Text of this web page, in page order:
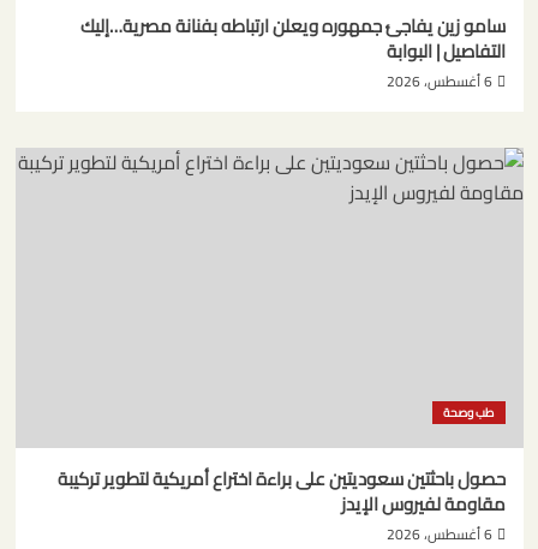
سامو زين يفاجئ جمهوره ويعلن ارتباطه بفنانة مصرية…إليك
التفاصيل | البوابة
6 أغسطس، 2026
طب وصحة
حصول باحثتين سعوديتين على براءة اختراع أمريكية لتطوير تركيبة
مقاومة لفيروس الإيدز
6 أغسطس، 2026